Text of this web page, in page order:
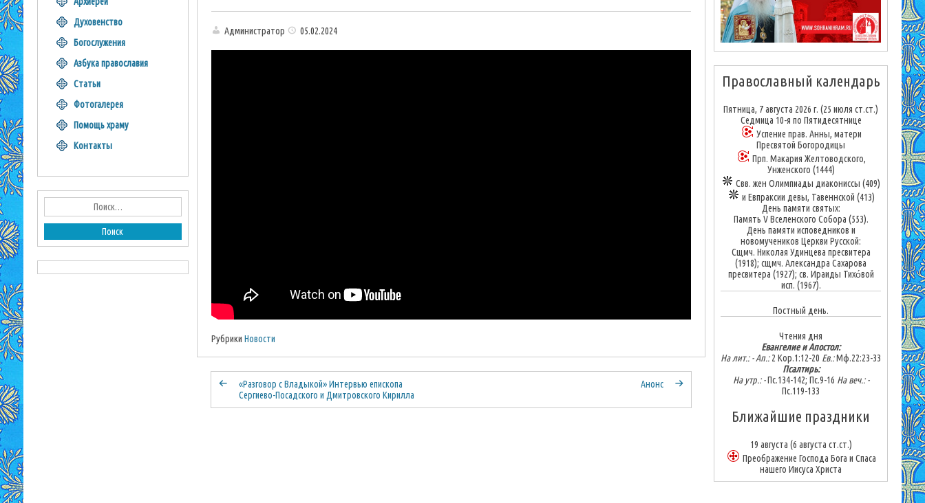
Администратор 05.02.2024
Рубрики Новости
«Разговор с Владыкой» Интервью епископа
Сергиево-Посадского и Дмитровского Кирилла
Анонс
Православный календарь
Пятница, 7 августа 2026 г.(25 июля ст.ст.)
Седмица 10-я по Пятидесятнице
Успение прав. Анны, матери
Пресвятой Богородицы
Прп. Макария Желтоводского,
Унженского (1444)
Свв. жен Олимпиады диакониссы (409)
и Евпраксии девы, Тавеннской (413)
День памяти святых:
Память V Вселенского Собора (553).
День памяти исповедников и
новомучеников Церкви Русской:
Сщмч. Николая Удинцева пресвитера
(1918); сщмч. Александра Сахарова
пресвитера (1927); св. Ираиды Тихо́вой
исп. (1967).
Постный день.
Чтения дня
Евангелие и Апостол:
На лит.: -Ап.:2 Кор.1:12-20 Ев.:Мф.22:23-33
Псалтирь:
На утр.: -Пс.134-142; Пс.9-16 На веч.: -
Пс.119-133
Ближайшие праздники
19 августа (6 августа ст.ст.)
Преображение Господа Бога и Спаса
нашего Иисуса Христа
Духовенство
Богослужения
Азбука православия
Статьи
Фотогалерея
Помощь храму
Контакты